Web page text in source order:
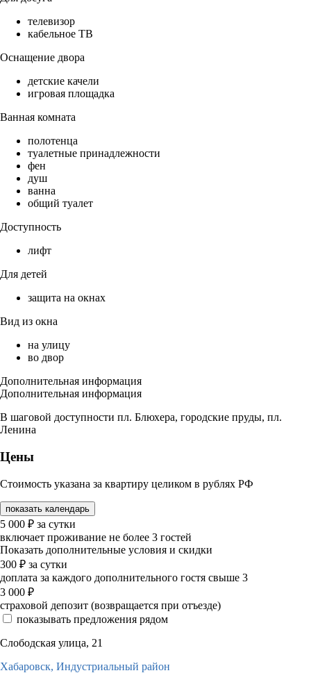
телевизор
кабельное ТВ
Оснащение двора
детские качели
игровая площадка
Ванная комната
полотенца
туалетные принадлежности
фен
душ
ванна
общий туалет
Доступность
лифт
Для детей
защита на окнах
Вид из окна
на улицу
во двор
Дополнительная информация
Дополнительная информация
В шаговой доступности пл. Блюхера, городские пруды, пл.
Ленина
Цены
Стоимость указана за квартиру целиком в рублях РФ
показать календарь
5 000 ₽ за сутки
включает проживание не более 3 гостей
Показать дополнительные условия и скидки
300 ₽ за сутки
доплата за каждого дополнительного гостя свыше 3
3 000 ₽
страховой депозит (возвращается при отъезде)
показывать предложения рядом
Слободская улица, 21
Хабаровск, Индустриальный район